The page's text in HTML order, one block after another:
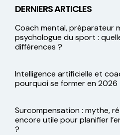
DERNIERS ARTICLES
Coach mental, préparateur
psychologue du sport :
différences ?
Intelligence artificielle et
pourquoi se former en 2026
Surcompensation : mythe,
encore utile pour planifier
?